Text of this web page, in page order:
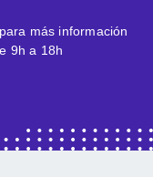
más información
9h a 18h